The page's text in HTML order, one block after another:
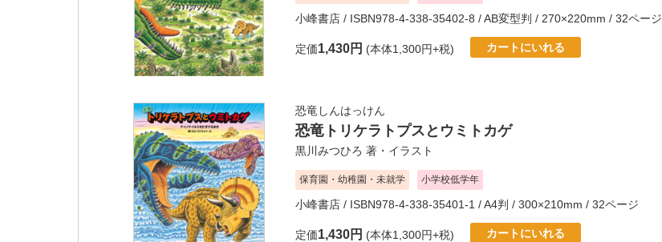
小峰書店 / ISBN978-4-338-35402-8 / AB変型判 / 270×220mm / 32ページ
定価1,430円 (本体1,300円+税) カートにいれる
恐竜しんはっけん
恐竜トリケラトプスとウミトカゲ
黒川みつひろ 著・イラスト
保育園・幼稚園・未就学 小学校低学年
小峰書店 / ISBN978-4-338-35401-1 / A4判 / 300×210mm / 32ページ
定価1,430円 (本体1,300円+税) カートにいれる